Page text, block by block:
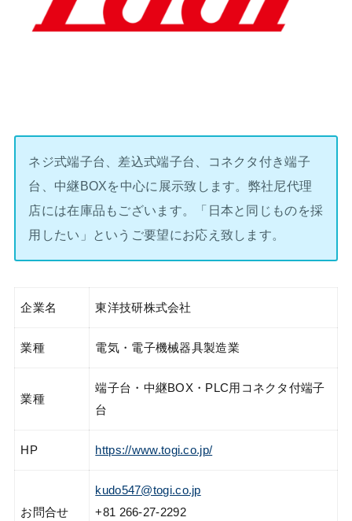
ネジ式端子台、差込式端子台、コネクタ付き端子
台、中継BOXを中心に展示致します。弊社尼代理
店には在庫品もございます。「日本と同じものを採
用したい」というご要望にお応え致します。
企業名 東洋技研株式会社
業種 電気・電子機械器具製造業
業種
端子台・中継BOX・PLC用コネクタ付端子
台
HP https://www.togi.co.jp/
お問合せ
kudo547@togi.co.jp
+81 266-27-2292